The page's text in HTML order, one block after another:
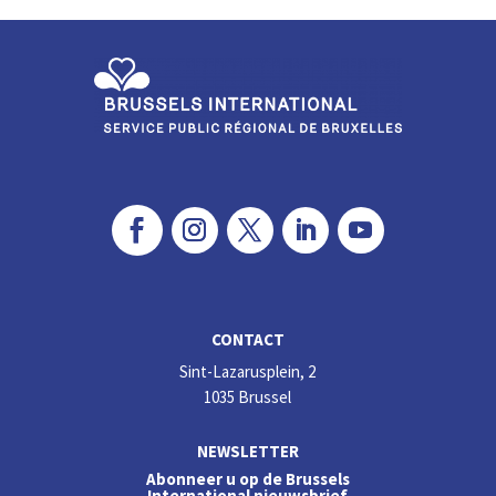
dI o
k
CONTACT
Sint-Lazarusplein, 2
1035 Brussel
NEWSLETTER
Abonneer u op de Brussels